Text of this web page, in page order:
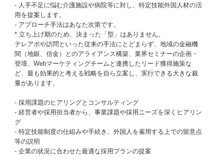
- 人手不足に悩む介護施設や病院等に対し、特定技能外国人材の活
用を提案します。
- アプローチ手法はあなた次第です。
* 立ち上げ期のため、決まった「型」はありません。
テレアポや訪問といった従来の手法にとどまらず、地域の金融機
関（地銀、信金）とのアライアンス構築、業界セミナーの企画・
登壇、Webマーケティングチームと連携したリード獲得施策な
ど、最も効果的と考える戦略を自ら立案し、実行できる大きな裁
量があります。
- 採用課題のヒアリングとコンサルティング
- 経営者や採用担当者から、事業課題や採用ニーズを深くヒアリン
グ
- 特定技能制度の仕組みや手続き、外国人を雇用する上での留意点
等の説明
- 企業の状況に合わせた最適な採用プランの提案